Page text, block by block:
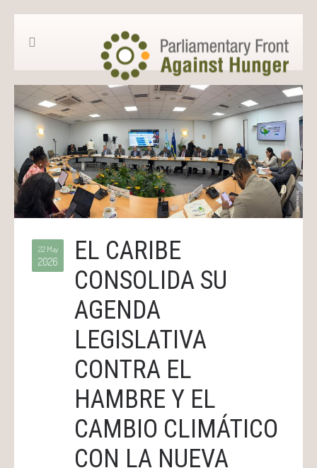
22 May
2026
EL CARIBE
CONSOLIDA SU
AGENDA
LEGISLATIVA
CONTRA EL
HAMBRE Y EL
CAMBIO CLIMÁTICO
CON LA NUEVA